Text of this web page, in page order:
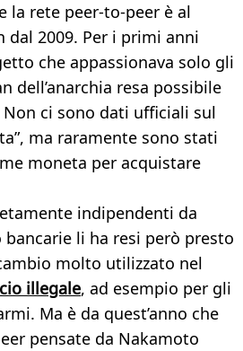
la rete peer-to-peer è al
dal 2009. Per i primi anni
che appassionava solo gli
dell’anarchia resa possibile
ci sono dati ufficiali sul
ma raramente sono stati
moneta per acquistare
indipendenti da
li ha resi però presto
molto utilizzato nel
illegale, ad esempio per gli
Ma è da quest’anno che
pensate da Nakamoto